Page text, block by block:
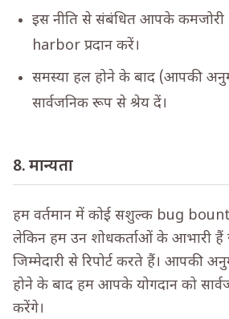
इस नीति से संबंधित आपके
harbor प्रदान करें।
समस्या हल होने के बाद (आपकी
सार्वजनिक रूप से श्रेय दें।
8. मान्यता
हम वर्तमान में कोई सशुल्क bug
लेकिन हम उन शोधकर्ताओं के आभारी
जिम्मेदारी से रिपोर्ट करते हैं। आपकी
होने के बाद हम आपके योगदान को
करेंगे।